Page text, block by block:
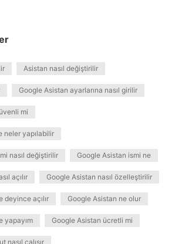
Asistan nasıl değiştirilir
Google Asistan ayarlarına nasıl girilir
mi
neler yapılabilir
nasıl değiştirilir Google Asistan ismi ne
açılır Google Asistan nasıl özelleştirilir
deyince açılır Google Asistan ne olur
yapayım Google Asistan ücretli mi
nasıl çalışır